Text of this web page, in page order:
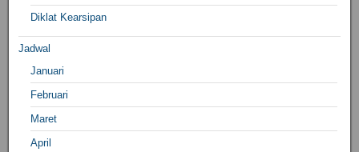
Diklat Kearsipan
Jadwal
Januari
Februari
Maret
April